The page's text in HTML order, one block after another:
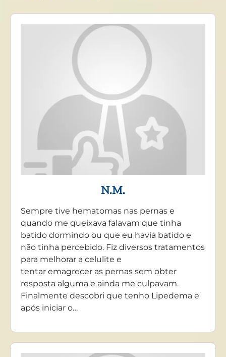
N.M.
Sempre tive hematomas nas pernas e
quando me queixava falavam que tinha
batido dormindo ou que eu havia batido e
não tinha percebido. Fiz diversos tratamentos
para melhorar a celulite e
tentar emagrecer as pernas sem obter
resposta alguma e ainda me culpavam.
Finalmente descobri que tenho Lipedema e
após iniciar o…